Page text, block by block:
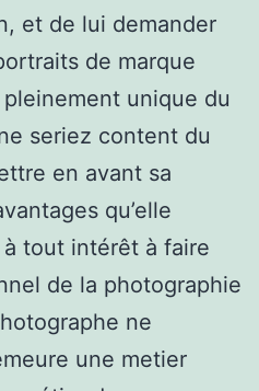
et de lui demander
de marque
unique du
seriez content du
en avant sa
qu’elle
tout intérêt à faire
de la photographie
ne
une metier